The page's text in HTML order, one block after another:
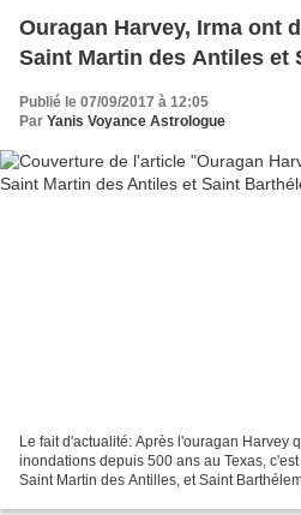
Ouragan Harvey, Irma ont
Saint Martin des Antiles et
Publié le 07/09/2017 à 12:05
Par Yanis Voyance Astrologue
Le fait d'actualité: Après l'ouragan Harvey
inondations depuis 500 ans au Texas,
Saint Martin des Antilles, et Saint